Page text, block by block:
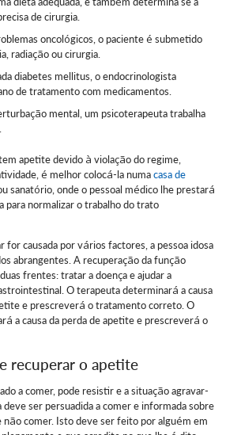
de cirurgia.
oncológicos, o paciente é submetido
radiação ou cirurgia.
diabetes mellitus, o endocrinologista
de tratamento com medicamentos.
mental, um psicoterapeuta trabalha
apetite devido à violação do regime,
é melhor colocá-la numacasa de
sanatório, onde o pessoal médico lhe prestará
para normalizar o trabalho do trato
for causada por vários factores, a pessoa idosa
abrangentes. A recuperação da função
frentes: tratar a doença e ajudar a
O terapeuta determinará a causa
e prescreverá o tratamento correto. O
a causa da perda de apetite e prescreverá o
recuperar o apetite
a comer, pode resistir e a situação agravar-
deve ser persuadida a comer e informada sobre
não comer. Isto deve ser feito por alguém em